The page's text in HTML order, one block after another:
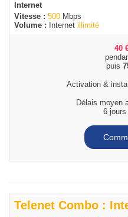
Internet
Vitesse : 500 Mbps
Volume :
Internet illimité
40
puis
Activation &
Délais moyen
6 jours
Telenet Combo :